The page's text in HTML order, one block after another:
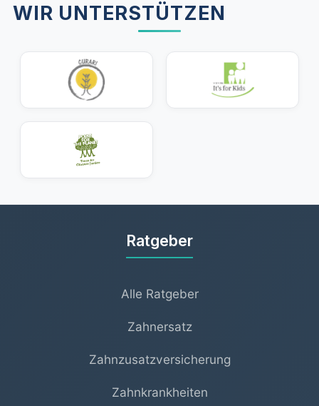
WIR UNTERSTÜTZEN
Ratgeber
Alle Ratgeber
Zahnersatz
Zahnzusatzversicherung
Zahnkrankheiten